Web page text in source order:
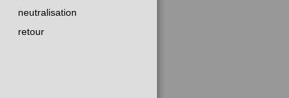
neutralisation
retour